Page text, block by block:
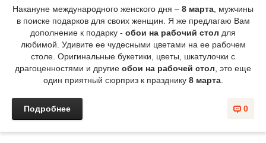
Накануне международного женского дня – 8 марта , мужчины
в поиске подарков для своих женщин. Я же предлагаю Вам
дополнение к подарку - обои на рабочий стол для
любимой. Удивите ее чудесными цветами на ее рабочем
столе. Оригинальные букетики, цветы, шкатулочки с
драгоценностями и другие обои на рабочей стол , это еще
один приятный сюрприз к празднику 8 марта.
0
Подробнее